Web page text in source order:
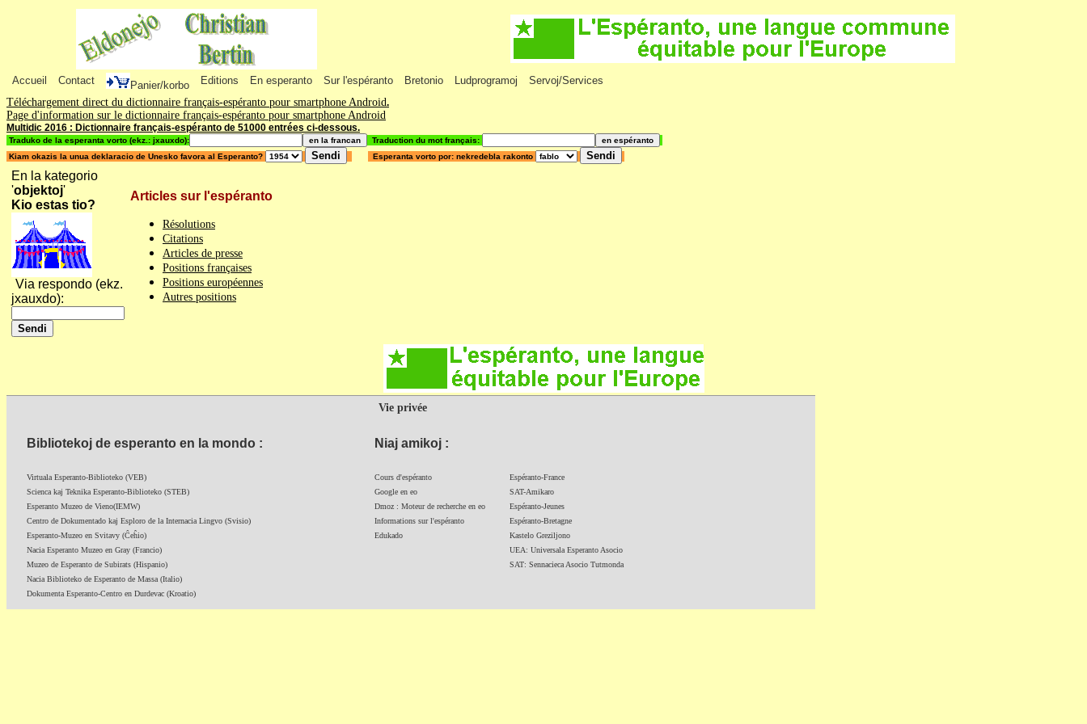
Accueil Contact Panier/korbo Editions En esperanto Sur l'espéranto Bretonio Ludprogramoj
Servoj/Services
Téléchargement direct du dictionnaire français-espéranto pour smartphone Android.
Page d'information sur le dictionnaire français-espéranto pour smartphone Android
Multidic 2016 : Dictionnaire français-espéranto de 51000 entrées ci-dessous.
Traduko de la esperanta vorto (ekz.: jxauxdo):
Traduction du mot français:
Kiam okazis la unua deklaracio de Unesko favora al Esperanto?
Esperanta vorto por: nekredebla rakonto
En la kategorio
'objektoj'
Kio estas tio?
Via respondo (ekz.
jxauxdo):
Articles sur l'espéranto
Résolutions
Citations
Articles de presse
Positions françaises
Positions européennes
Autres positions
Vie privée
Bibliotekoj de esperanto en la mondo :
Virtuala Esperanto-Biblioteko (VEB)
Scienca kaj Teknika Esperanto-Biblioteko (STEB)
Esperanto Muzeo de Vieno(IEMW)
Centro de Dokumentado kaj Esploro de la Internacia Lingvo (Svisio)
Esperanto-Muzeo en Svitavy (Ĉeĥio)
Nacia Esperanto Muzeo en Gray (Francio)
Muzeo de Esperanto de Subirats (Hispanio)
Nacia Biblioteko de Esperanto de Massa (Italio)
Dokumenta Esperanto-Centro en Durdevac (Kroatio)
Niaj amikoj :
Cours d'espéranto
Google en eo
Dmoz : Moteur de recherche en eo
Informations sur l'espéranto
Edukado
Espéranto-France
SAT-Amikaro
Espéranto-Jeunes
Espéranto-Bretagne
Kastelo Greziljono
UEA: Universala Esperanto Asocio
SAT: Sennacieca Asocio Tutmonda